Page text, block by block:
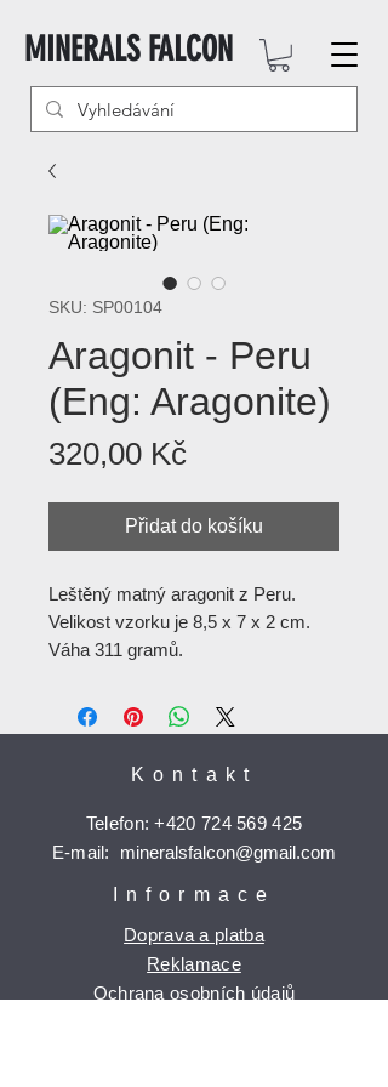
MINERALS FALCON
SKU: SP00104
Aragonit - Peru
(Eng: Aragonite)
320,00 KčCena
Přidat do košíku
Leštěný matný aragonit z Peru.
Velikost vzorku je 8,5 x 7 x 2 cm.
Váha 311 gramů.
Kontakt
Telefon:+420 724 569 425
E-mail: mineralsfalcon@gmail.com
Informace
Doprava a platba
Reklamace
Ochrana osobních údajů